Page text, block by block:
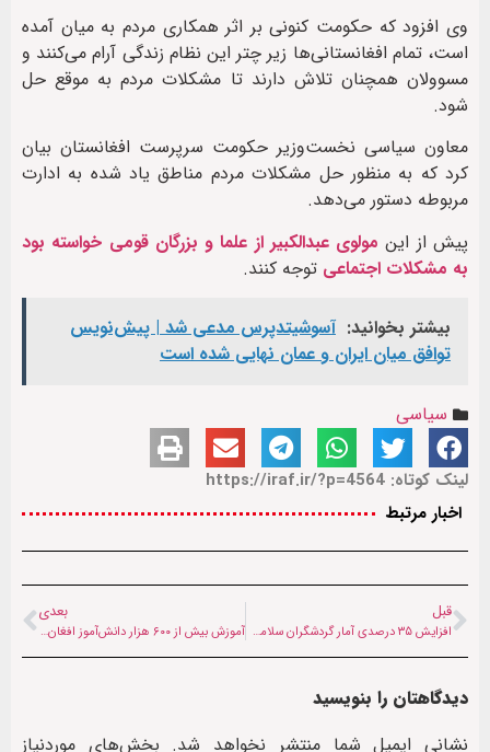
وی افزود که حکومت کنونی بر اثر همکاری مردم به میان آمده
است، تمام افغانستانی‌ها زیر چتر این نظام زندگی آرام می‌کنند و
مسوولان همچنان تلاش دارند تا مشکلات مردم به موقع حل
شود.
معاون سیاسی نخست‌وزیر حکومت سرپرست افغانستان بیان
کرد که به منظور حل مشکلات مردم مناطق یاد شده به ادارت
مربوطه دستور می‌دهد.
پیش از این مولوی عبدالکبیر از علما و بزرگان قومی خواسته بود
به مشکلات اجتماعی توجه کنند.
بیشتر بخوانید: آسوشیتدپرس مدعی شد | پیش‌نویس
توافق میان ایران و عمان نهایی شده است
سیاسی
لینک کوتاه: https://iraf.ir/?p=4564
اخبار مرتبط
قبل
افزایش ۳۵ درصدی آمار گردشگران سلامت در مشهد؛ افغانستان در صدر
بعدی
آموزش بیش از ۶۰۰ هزار دانش‌آموز افغان به کمک سازمان ملل
دیدگاهتان را بنویسید
نشانی ایمیل شما منتشر نخواهد شد. بخش‌های موردنیاز